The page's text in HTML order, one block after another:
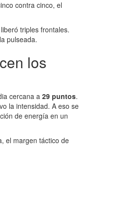
contra cinco, el
triples frontales.
pulseada.
los
cercana a29 puntos.
la intensidad. A eso se
de energía en un
el margen táctico de